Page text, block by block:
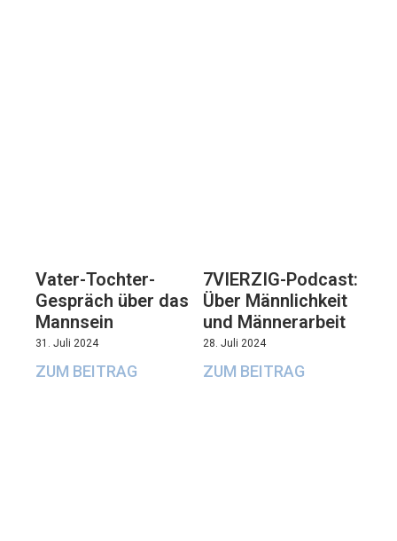
Vater-Tochter-
Gespräch über das
Mannsein
31. Juli 2024
ZUM BEITRAG
7VIERZIG-Podcast:
Über Männlichkeit
und Männerarbeit
28. Juli 2024
ZUM BEITRAG